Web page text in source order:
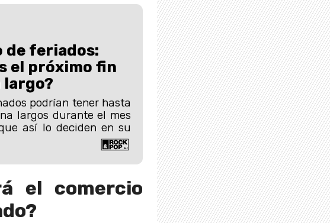
de feriados:
el próximo fin
largo?
podrían tener hasta
largos durante el mes
así lo deciden en su
el comercio